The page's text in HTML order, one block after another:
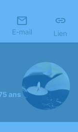
E-mail Lien
ans